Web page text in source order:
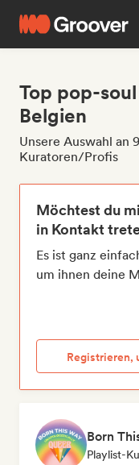
Top pop-
Belgien
Unsere Auswahl an
Kuratoren/Profis
Möchtest du
in Kontakt
Es ist ganz
um ihnen deine
Registrieren,
Born
Playlist-